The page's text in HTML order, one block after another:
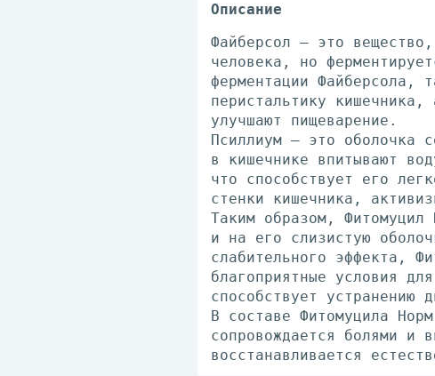
Описание
Файберсол – это
человека, но
ферментации Файберсола,
перистальтику
улучшают пищеварение.
Псиллиум – это оболочка
в кишечнике впитывают
что способствует его
стенки кишечника,
Таким образом, Фитомуцил
и на его слизистую
слабительного эффекта,
благоприятные условия
способствует устранению
В составе Фитомуцила
сопровождается болями и
восстанавливается